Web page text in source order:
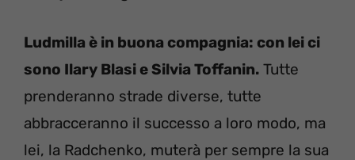
Ludmilla è in buona compagnia: con lei ci
sono Ilary Blasi e Silvia Toffanin. Tutte
prenderanno strade diverse, tutte
abbracceranno il successo a loro modo, ma
lei, la Radchenko, muterà per sempre la sua